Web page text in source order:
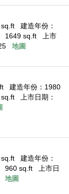
建造年份：
1649 sq.ft
上市
地圖
建造年份：1980
上市日期：
建造年份：
960 sq.ft
上市日
地圖